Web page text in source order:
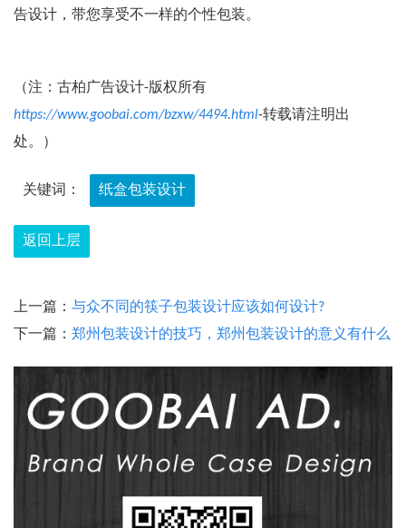
告设计，带您享受不一样的个性包装。
（注：古柏广告设计-版权所有
https://www.goobai.com/bzxw/4494.html-转载请注明出
处。）
关键词： 纸盒包装设计
返回上层
上一篇： 与众不同的筷子包装设计应该如何设计?
下一篇： 郑州包装设计的技巧，郑州包装设计的意义有什么